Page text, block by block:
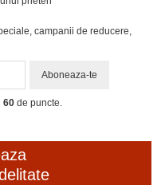
campanii de reducere,
Aboneaza-te
60 de puncte.